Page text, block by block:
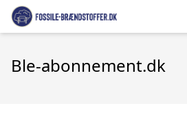
Ble-abonnement.dk